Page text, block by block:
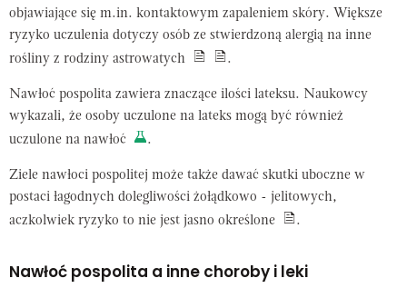
objawiające się m.in. kontaktowym zapaleniem skóry. Większe
ryzyko uczulenia dotyczy osób ze stwierdzoną alergią na inne
rośliny z rodziny astrowatych
.
Nawłoć pospolita zawiera znaczące ilości lateksu. Naukowcy
wykazali, że osoby uczulone na lateks mogą być również
uczulone na nawłoć
.
Ziele nawłoci pospolitej może także dawać skutki uboczne w
postaci łagodnych dolegliwości żołądkowo - jelitowych,
aczkolwiek ryzyko to nie jest jasno określone
.
Nawłoć pospolita a inne choroby i leki